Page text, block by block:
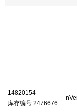
14820154
库存编号:2476676